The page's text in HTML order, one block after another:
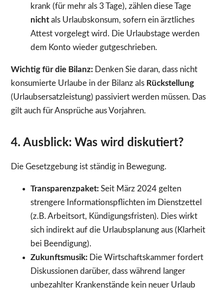
krank (für mehr als 3 Tage), zählen diese Tage
nicht als Urlaubskonsum, sofern ein ärztliches
Attest vorgelegt wird. Die Urlaubstage werden
dem Konto wieder gutgeschrieben.
Wichtig für die Bilanz: Denken Sie daran, dass nicht
konsumierte Urlaube in der Bilanz als Rückstellung
(Urlaubsersatzleistung) passiviert werden müssen. Das
gilt auch für Ansprüche aus Vorjahren.
4. Ausblick: Was wird diskutiert?
Die Gesetzgebung ist ständig in Bewegung.
Transparenzpaket: Seit März 2024 gelten
strengere Informationspflichten im Dienstzettel
(z.B. Arbeitsort, Kündigungsfristen). Dies wirkt
sich indirekt auf die Urlaubsplanung aus (Klarheit
bei Beendigung).
Zukunftsmusik: Die Wirtschaftskammer fordert
Diskussionen darüber, dass während langer
unbezahlter Krankenstände kein neuer Urlaub